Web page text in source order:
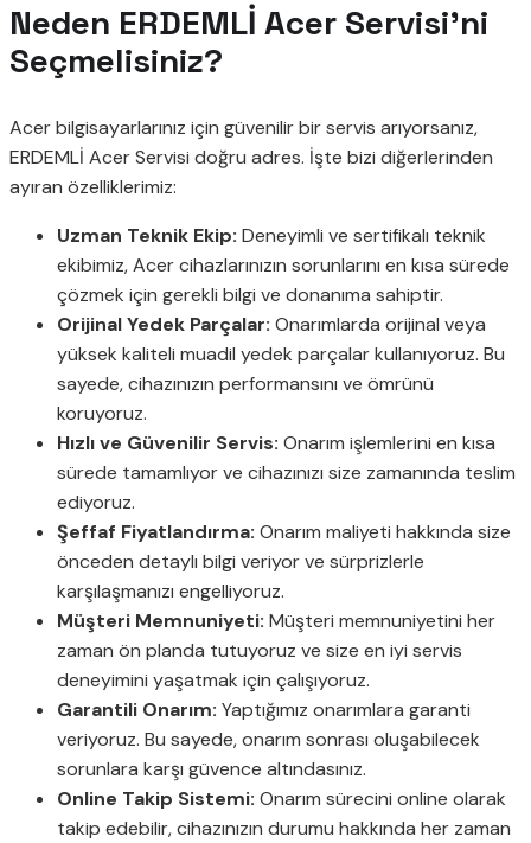
Neden ERDEMLİ Acer Servisi’ni
Seçmelisiniz?
Acer bilgisayarlarınız için güvenilir bir servis arıyorsanız,
ERDEMLİ Acer Servisi doğru adres. İşte bizi diğerlerinden
ayıran özelliklerimiz:
Uzman Teknik Ekip: Deneyimli ve sertifikalı teknik
ekibimiz, Acer cihazlarınızın sorunlarını en kısa sürede
çözmek için gerekli bilgi ve donanıma sahiptir.
Orijinal Yedek Parçalar: Onarımlarda orijinal veya
yüksek kaliteli muadil yedek parçalar kullanıyoruz. Bu
sayede, cihazınızın performansını ve ömrünü
koruyoruz.
Hızlı ve Güvenilir Servis: Onarım işlemlerini en kısa
sürede tamamlıyor ve cihazınızı size zamanında teslim
ediyoruz.
Şeffaf Fiyatlandırma: Onarım maliyeti hakkında size
önceden detaylı bilgi veriyor ve sürprizlerle
karşılaşmanızı engelliyoruz.
Müşteri Memnuniyeti: Müşteri memnuniyetini her
zaman ön planda tutuyoruz ve size en iyi servis
deneyimini yaşatmak için çalışıyoruz.
Garantili Onarım: Yaptığımız onarımlara garanti
veriyoruz. Bu sayede, onarım sonrası oluşabilecek
sorunlara karşı güvence altındasınız.
Online Takip Sistemi: Onarım sürecini online olarak
takip edebilir, cihazınızın durumu hakkında her zaman